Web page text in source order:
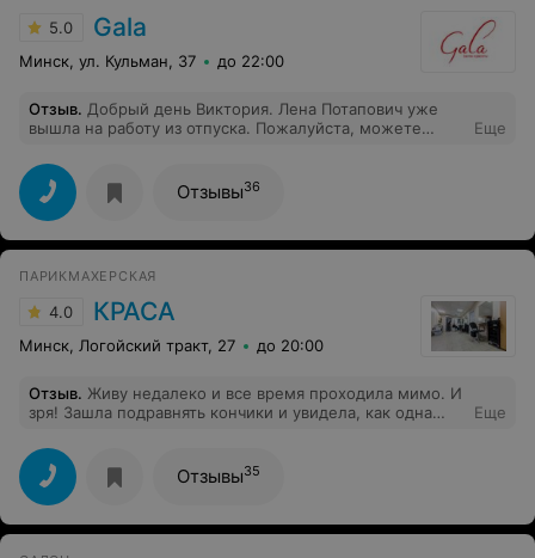
5.0 Gala
Минск, ул. Кульман, 37 до 22:00
Отзыв. Добрый день Виктория. Лена Потапович уже
вышла на работу из отпуска. Пожалуйста, можете
Еще
Отзывы36
ПАРИКМАХЕРСКАЯ
4.0 КРАСА
Минск, Логойский тракт, 27 до 20:00
Отзыв. Живу недалеко и все время проходила мимо. И
зря! Зашла подравнять кончики и увидела, как одна
девушке . Уточнила у администратора - что это? Это
такая коррекция бровей по-восточному. Также можно
убрать и другие неприятные волосики на лице (усики,
борода, скулы). Попробовала. Эффект просто
обалденный! Мало того что не очень больно, так и на
Еще
Отзывы35